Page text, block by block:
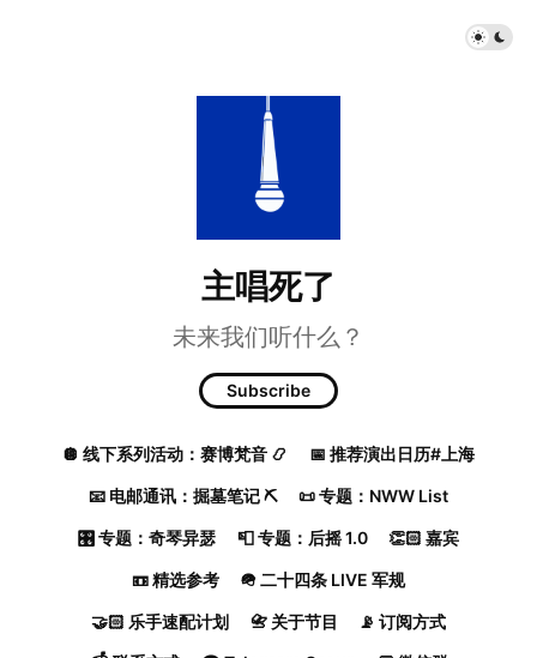
主唱死了
未来我们听什么？
Subscribe
🪩 线下系列活动：赛博梵音 📿 📅 推荐演出日历#上海
📧 电邮通讯：掘墓笔记 ⛏️ 📜 专题：NWW List
🎛️ 专题：奇琴异瑟 📮 专题：后摇 1.0 👏🏻 嘉宾
📼 精选参考 🪖 二十四条 LIVE 军规
🤝🏻 乐手速配计划 📇 关于节目 📡 订阅方式